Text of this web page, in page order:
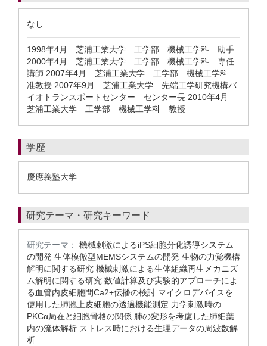
なし
1998年4月 芝浦工業大学 工学部 機械工学科 助手
2000年4月 芝浦工業大学 工学部 機械工学科 専任
講師 2007年4月 芝浦工業大学 工学部 機械工学科
准教授 2007年9月 芝浦工業大学 先端工学研究機構バ
イオトランスポートセンター センター長 2010年4月
芝浦工業大学 工学部 機械工学科 教授
学歴
慶應義塾大学
研究テーマ・研究キーワード
研究テーマ：
機械刺激によるiPS細胞分化誘導システム
の開発 生体模倣型MEMSシステムの開発 生物の力覚機構
解明に関する研究 機械刺激による生体組織再生メカニズ
ム解明に関する研究 数値計算及び実験的アプローチによ
る血管内皮細胞間Ca2+伝播の検討 マイクロデバイスを
使用した肺胞上皮細胞の透過機能測定 力学刺激時の
PKCα局在と細胞骨格の関係 肺の変形を考慮した肺細葉
内の流体解析 ストレス時における生理データの周波数解
析